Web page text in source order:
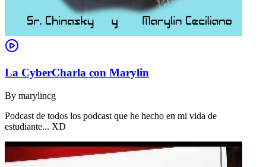
La CyberCharla con Marylin
By marylincg
Podcast de todos los podcast que he hecho en mi vida de
estudiante... XD